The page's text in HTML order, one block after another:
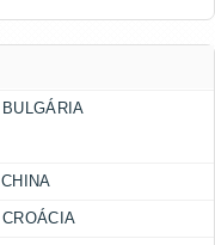
BULGÁRIA
CHINA
CROÁCIA